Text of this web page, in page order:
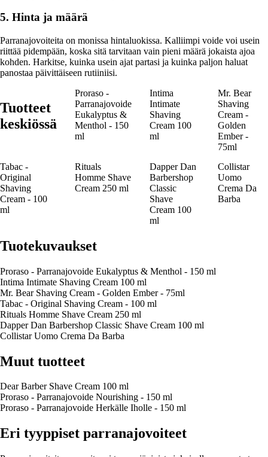
5. Hinta ja määrä
Parranajovoiteita on monissa hintaluokissa. Kalliimpi voide voi usein
riittää pidempään, koska sitä tarvitaan vain pieni määrä jokaista ajoa
kohden. Harkitse, kuinka usein ajat partasi ja kuinka paljon haluat
panostaa päivittäiseen rutiiniisi.
Tuotteet
keskiössä
Proraso -
Parranajovoide
Eukalyptus &
Menthol - 150
ml
Intima
Intimate
Shaving
Cream 100
ml
Mr. Bear
Shaving
Cream -
Golden
Ember -
75ml
Tabac -
Original
Shaving
Cream - 100
ml
Rituals
Homme Shave
Cream 250 ml
Dapper Dan
Barbershop
Classic
Shave
Cream 100
ml
Collistar
Uomo
Crema Da
Barba
Tuotekuvaukset
Proraso - Parranajovoide Eukalyptus & Menthol - 150 ml
Intima Intimate Shaving Cream 100 ml
Mr. Bear Shaving Cream - Golden Ember - 75ml
Tabac - Original Shaving Cream - 100 ml
Rituals Homme Shave Cream 250 ml
Dapper Dan Barbershop Classic Shave Cream 100 ml
Collistar Uomo Crema Da Barba
Muut tuotteet
Dear Barber Shave Cream 100 ml
Proraso - Parranajovoide Nourishing - 150 ml
Proraso - Parranajovoide Herkälle Iholle - 150 ml
Eri tyyppiset parranajovoiteet